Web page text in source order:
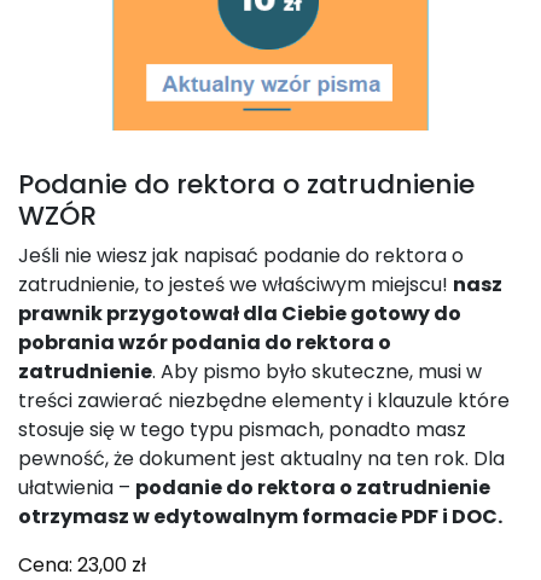
Podanie do rektora o zatrudnienie
WZÓR
Jeśli nie wiesz jak napisać podanie do rektora o
zatrudnienie, to jesteś we właściwym miejscu! nasz
prawnik przygotował dla Ciebie gotowy do
pobrania wzór podania do rektora o
zatrudnienie. Aby pismo było skuteczne, musi w
treści zawierać niezbędne elementy i klauzule które
stosuje się w tego typu pismach, ponadto masz
pewność, że dokument jest aktualny na ten rok. Dla
ułatwienia – podanie do rektora o zatrudnienie
otrzymasz w edytowalnym formacie PDF i DOC.
Cena: 23,00 zł